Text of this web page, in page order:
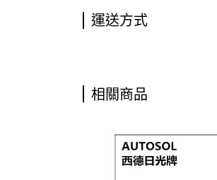
運送方式
相關商品